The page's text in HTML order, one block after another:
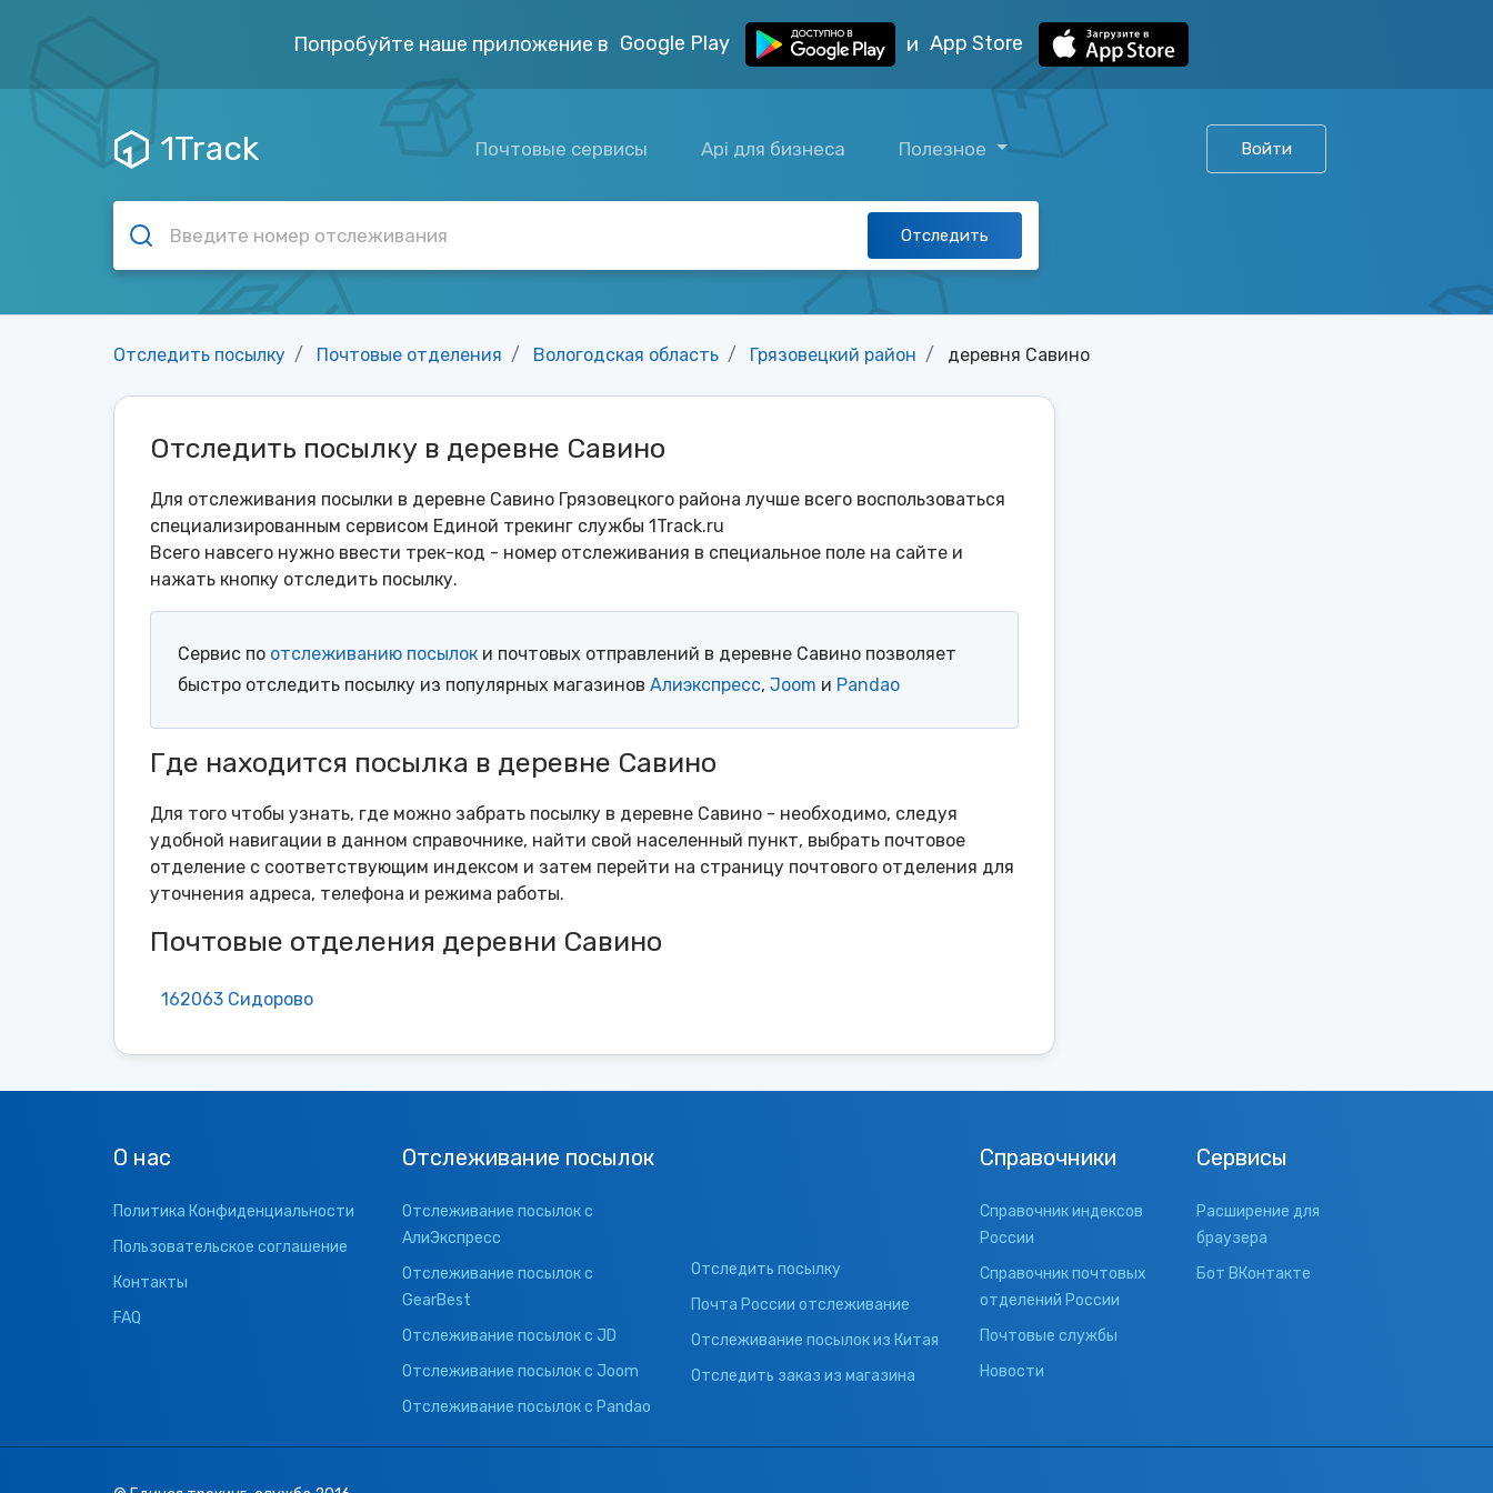
Попробуйте наше приложение в Google Play и App Store
1Track Почтовые сервисы Api для бизнеса Полезное Войти
Отследить
Отследить посылку Почтовые отделения Вологодская область Грязовецкий район деревня Савино
Отследить посылку в деревне Савино
Для отслеживания посылки в деревне Савино Грязовецкого района лучше всего воспользоваться
специализированным сервисом Единой трекинг службы 1Track.ru
Всего навсего нужно ввести трек-код - номер отслеживания в специальное поле на сайте и
нажать кнопку отследить посылку.
Сервис по отслеживанию посылок и почтовых отправлений в деревне Савино позволяет
быстро отследить посылку из популярных магазинов Алиэкспресс, Joom и Pandao
Где находится посылка в деревне Савино
Для того чтобы узнать, где можно забрать посылку в деревне Савино - необходимо, следуя
удобной навигации в данном справочнике, найти свой населенный пункт, выбрать почтовое
отделение с соответствующим индексом и затем перейти на страницу почтового отделения для
уточнения адреса, телефона и режима работы.
Почтовые отделения деревни Савино
162063 Сидорово
О нас
Политика Конфиденциальности
Пользовательское соглашение
Контакты
FAQ
Отслеживание посылок
Отслеживание посылок с
АлиЭкспресс
Отслеживание посылок с
GearBest
Отслеживание посылок с JD
Отслеживание посылок с Joom
Отслеживание посылок с Pandao
Отследить посылку
Почта России отслеживание
Отслеживание посылок из Китая
Отследить заказ из магазина
Справочники
Справочник индексов
России
Справочник почтовых
отделений России
Почтовые службы
Новости
Сервисы
Расширение для
браузера
Бот ВКонтакте